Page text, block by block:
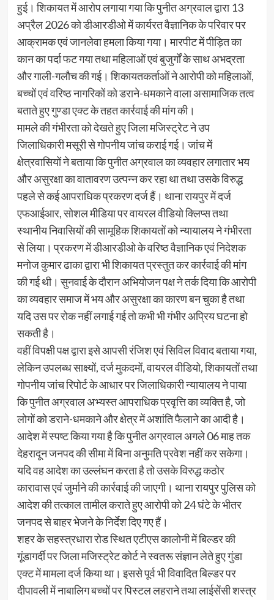
हुई। शिकायत में आरोप लगाया गया कि पुनीत अग्रवाल द्वारा 13
अप्रैल 2026 को डीआरडीओ में कार्यरत वैज्ञानिक के परिवार पर
आक्रामक एवं जानलेवा हमला किया गया। मारपीट में पीड़ित का
कान का पर्दा फट गया तथा महिलाओं एवं बुजुर्गों के साथ अभद्रता
और गाली-गलौच की गई। शिकायतकर्ताओं ने आरोपी को महिलाओं,
बच्चों एवं वरिष्ठ नागरिकों को डराने-धमकाने वाला असामाजिक तत्व
बताते हुए गुण्डा एक्ट के तहत कार्रवाई की मांग की।
मामले की गंभीरता को देखते हुए जिला मजिस्ट्रेट ने उप
जिलाधिकारी मसूरी से गोपनीय जांच कराई गई। जांच में
क्षेत्रवासियों ने बताया कि पुनीत अग्रवाल का व्यवहार लगातार भय
और असुरक्षा का वातावरण उत्पन्न कर रहा था तथा उसके विरुद्ध
पहले से कई आपराधिक प्रकरण दर्ज हैं। थाना रायपुर में दर्ज
एफआईआर, सोशल मीडिया पर वायरल वीडियो क्लिप्स तथा
स्थानीय निवासियों की सामूहिक शिकायतों को न्यायालय ने गंभीरता
से लिया। प्रकरण में डीआरडीओ के वरिष्ठ वैज्ञानिक एवं निदेशक
मनोज कुमार ढाका द्वारा भी शिकायत प्रस्तुत कर कार्रवाई की मांग
की गई थी। सुनवाई के दौरान अभियोजन पक्ष ने तर्क दिया कि आरोपी
का व्यवहार समाज में भय और असुरक्षा का कारण बन चुका है तथा
यदि उस पर रोक नहीं लगाई गई तो कभी भी गंभीर अप्रिय घटना हो
सकती है।
वहीं विपक्षी पक्ष द्वारा इसे आपसी रंजिश एवं सिविल विवाद बताया गया,
लेकिन उपलब्ध साक्ष्यों, दर्ज मुकदमों, वायरल वीडियो, शिकायतों तथा
गोपनीय जांच रिपोर्ट के आधार पर जिलाधिकारी न्यायालय ने पाया
कि पुनीत अग्रवाल अभ्यस्त आपराधिक प्रवृत्ति का व्यक्ति है, जो
लोगों को डराने-धमकाने और क्षेत्र में अशांति फैलाने का आदी है।
आदेश में स्पष्ट किया गया है कि पुनीत अग्रवाल अगले 06 माह तक
देहरादून जनपद की सीमा में बिना अनुमति प्रवेश नहीं कर सकेगा।
यदि वह आदेश का उल्लंघन करता है तो उसके विरुद्ध कठोर
कारावास एवं जुर्माने की कार्रवाई की जाएगी। थाना रायपुर पुलिस को
आदेश की तत्काल तामील कराते हुए आरोपी को 24 घंटे के भीतर
जनपद से बाहर भेजने के निर्देश दिए गए हैं।
शहर के सहस्त्रधारा रोड स्थित एटीएस कालोनी में बिल्डर की
गूंडागर्दी पर जिला मजिस्ट्रेट कोर्ट ने स्वतरू संज्ञान लेते हुए गुंडा
एक्ट में मामला दर्ज किया था। इससे पूर्व भी विवादित बिल्डर पर
दीपावली में नाबालिग बच्चों पर पिस्टल लहराने तथा लाईसेंसी शस्त्र